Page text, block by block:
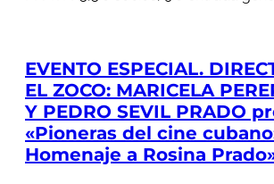
EVENTO ESPECIAL.
EL ZOCO: MARICELA
Y PEDRO SEVIL PRADO
«Pioneras del cine
Homenaje a Rosina